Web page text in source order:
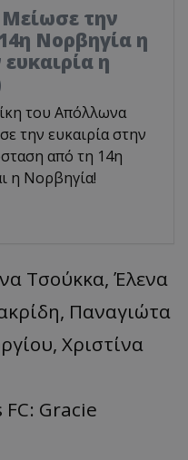
Μείωσε την
Νορβηγία η
η
του Απόλλωνα
την ευκαιρία στην
από τη 14η
η Νορβηγία!
Τσούκκα, Έλενα
Παναγιώτα
Χριστίνα
Gracie